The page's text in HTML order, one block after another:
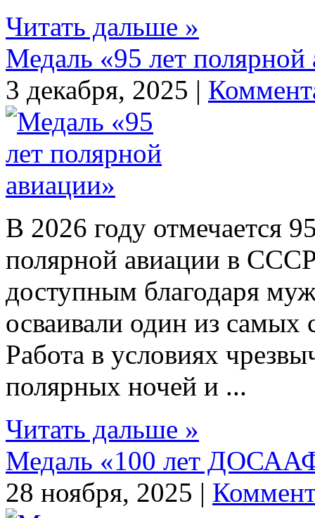
Читать дальше »
Медаль «95 лет полярной
3 декабря, 2025 |
В 2026 году отмечается
полярной авиации в
доступным благодаря
осваивали один из
Работа в условиях
полярных ночей и ...
Читать дальше »
Медаль «100 лет
28 ноября, 2025 |